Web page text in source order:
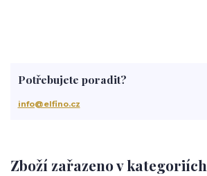
Zboží zařazeno v kategoriích
Potřebujete poradit?
info@elfino.cz